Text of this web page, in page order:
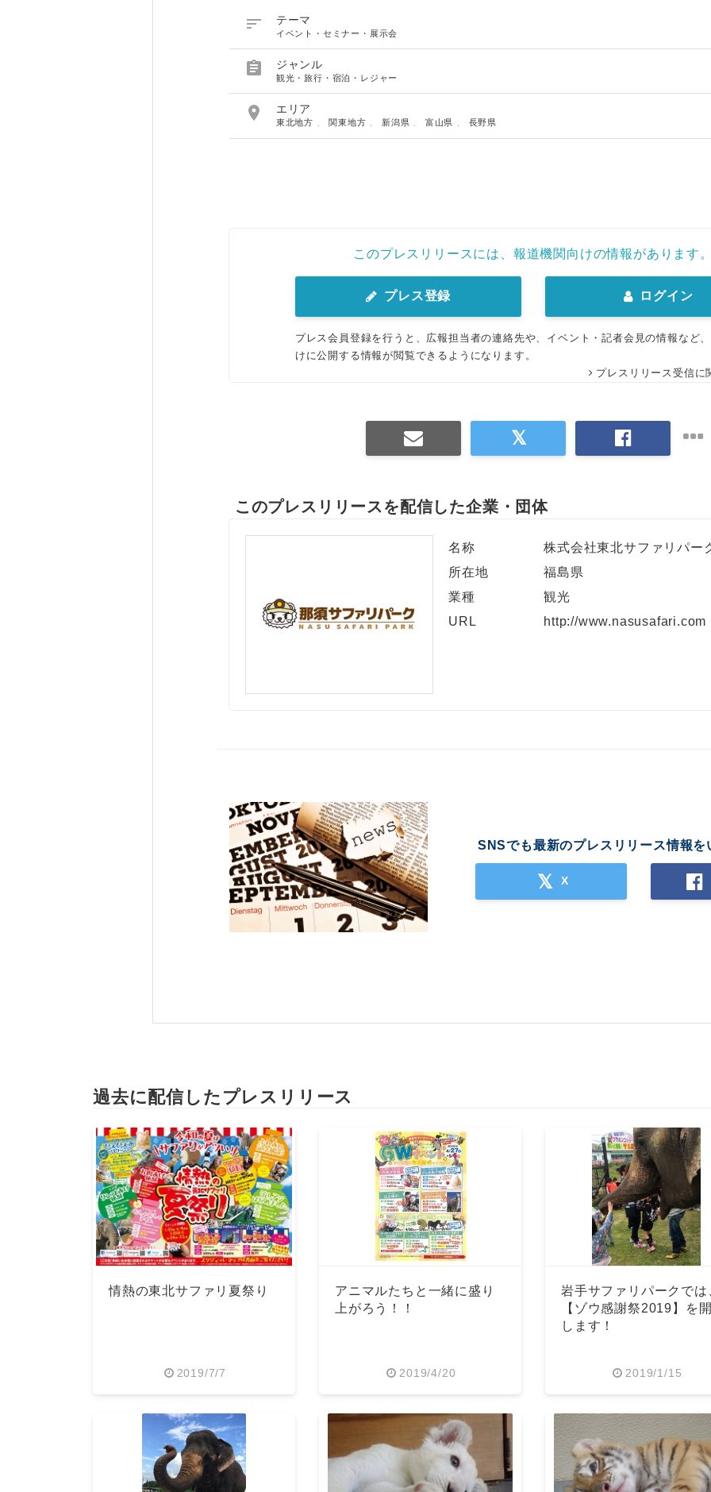
 テーマ
イベント・セミナー・展示会
 ジャンル
観光・旅行・宿泊・レジャー
 エリア
東北地方 、関東地方 新潟県 富山県 長野県
このプレスリリースには、報道機関向けの情報があります
プレス登録 ログイン
プレス会員登録を行うと、広報担当者の連絡先や、イベント・記者会見の情報など
けに公開する情報が閲覧できるようになります。
プレスリリース受信に
このプレスリリースを配信した企業・団体
名称
株式会社東北サファリパー
所在地
福島県
業種
観光
URL
http://www.nasusafari.com
SNSでも最新のプレスリリース情報を
X
過去に配信したプレスリリース
情熱の東北サファリ夏祭り
2019/7/7
アニマルたちと一緒に盛り
上がろう！！
2019/4/20
岩手サファリパークでは
【ゾウ感謝祭2019】を
します！
2019/1/15
Japanese